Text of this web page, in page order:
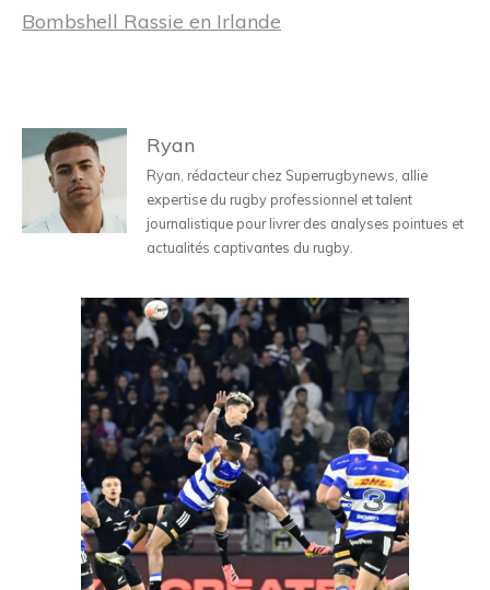
Bombshell Rassie en Irlande
Ryan
Ryan, rédacteur chez Superrugbynews, allie
expertise du rugby professionnel et talent
journalistique pour livrer des analyses pointues et
actualités captivantes du rugby.